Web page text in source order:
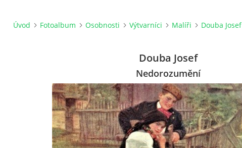
Úvod Fotoalbum Osobnosti Výtvarníci Malíři Douba Josef
Douba Josef
Nedorozumění